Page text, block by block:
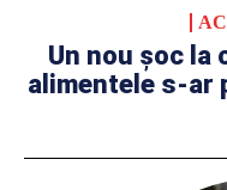
Un nou șoc la
alimentele s-ar